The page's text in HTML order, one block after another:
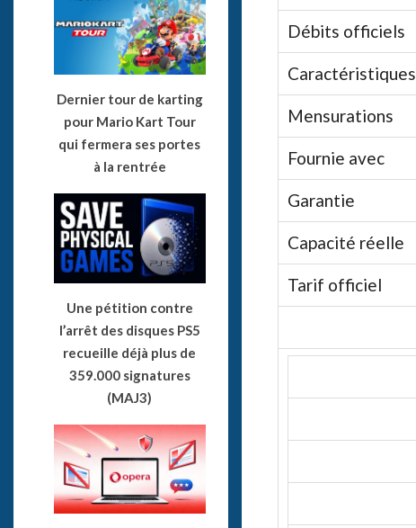
Débits officiels
Caractéristiques
Mensurations
Fournie avec
Garantie
Capacité réelle
Tarif officiel
Dernier tour de karting
pour Mario Kart Tour
qui fermera ses portes
à la rentrée
Une pétition contre
l’arrêt des disques PS5
recueille déjà plus de
359.000 signatures
(MAJ3)